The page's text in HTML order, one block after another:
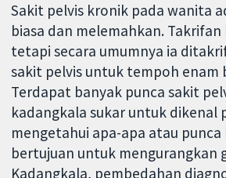
Sakit pelvis kronik pada wanita
biasa dan melemahkan.
tetapi secara umumnya ia
sakit pelvis untuk tempoh enam
Terdapat banyak punca sakit
kadangkala sukar untuk dikenal
mengetahui apa-apa atau
bertujuan untuk mengurangkan
Kadangkala, pembedahan